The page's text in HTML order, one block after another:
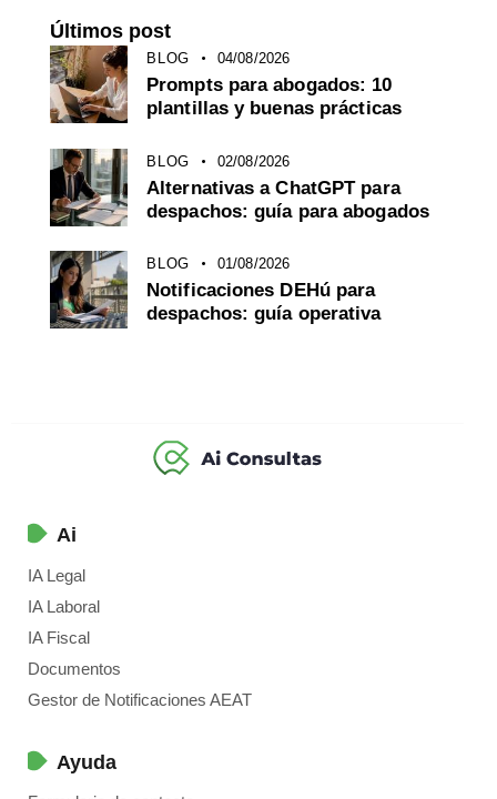
Últimos post
BLOG 04/08/2026
Prompts para abogados: 10
plantillas y buenas prácticas
BLOG 02/08/2026
Alternativas a ChatGPT para
despachos: guía para abogados
BLOG 01/08/2026
Notificaciones DEHú para
despachos: guía operativa
Ai
IA Legal
IA Laboral
IA Fiscal
Documentos
Gestor de Notificaciones AEAT
Ayuda